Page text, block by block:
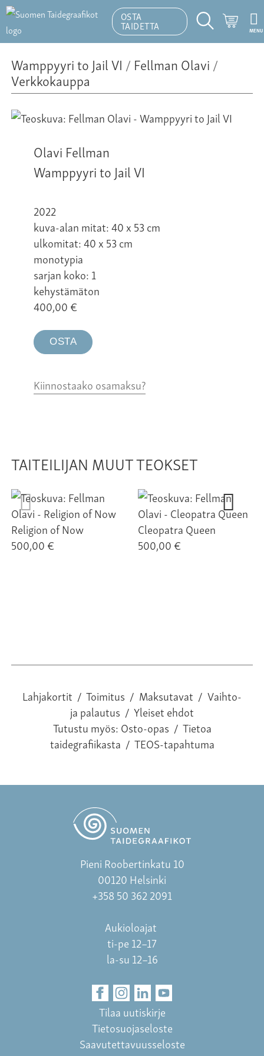
OSTA
TAIDETTA
Hakutoiminto
MENU
Wamppyyri to Jail VI / Fellman Olavi/
Verkkokauppa
Olavi Fellman
Wamppyyri to Jail VI
2022
kuva-alan mitat: 40 x 53 cm
ulkomitat: 40 x 53 cm
monotypia
sarjan koko: 1
kehystämäton
400,00€
OSTA
Kiinnostaako osamaksu?
TAITEILIJAN MUUT TEOKSET
Religion of Now
500,00 €
Cleopatra Queen
500,00 €
Lahjakortit / Toimitus / Maksutavat / Vaihto-
ja palautus / Yleiset ehdot
Tutustu myös:Osto-opas / Tietoa
taidegrafiikasta / TEOS-tapahtuma
Pieni Roobertinkatu 10
00120 Helsinki
+358 50 362 2091
Aukioloajat
ti-pe 12–17
la-su 12–16
Tilaa uutiskirje
Tietosuojaseloste
Saavutettavuusseloste